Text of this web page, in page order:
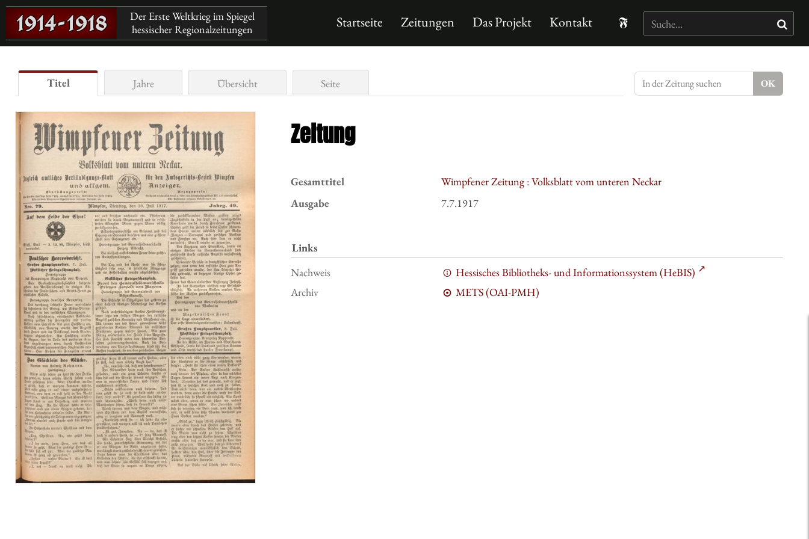
Der Erste Weltkrieg im Spiegel
hessischer Regionalzeitungen
Startseite Zeitungen Das Projekt Kontakt
Titel Jahre Übersicht Seite
Zeitung
Gesamttitel
Wimpfener Zeitung : Volksblatt vom unteren Neckar
Ausgabe
7.7.1917
Links
Nachweis
Hessisches Bibliotheks- und Informationssystem (HeBIS)
Archiv
METS (OAI-PMH)